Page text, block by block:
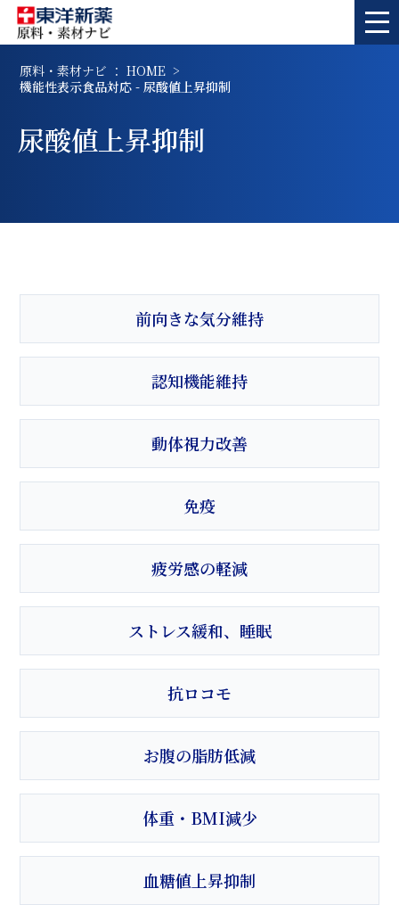
原料・素材ナビ ： HOME
機能性表示食品対応 - 尿酸値上昇抑制
尿酸値上昇抑制
前向きな気分維持
認知機能維持
動体視力改善
免疫
疲労感の軽減
ストレス緩和、睡眠
抗ロコモ
お腹の脂肪低減
体重・BMI減少
血糖値上昇抑制